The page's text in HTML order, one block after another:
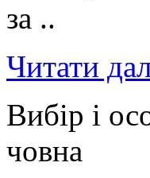
за ..
Читати
Вибір і
човна